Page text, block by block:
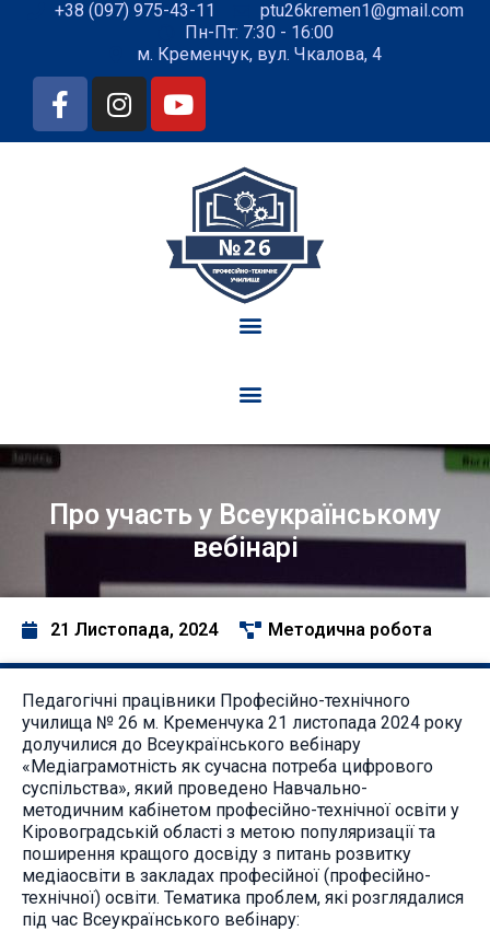
+38 (097) 975-43-11
ptu26kremen1@gmail.com
Пн-Пт: 7:30 - 16:00
м. Кременчук, вул. Чкалова, 4
Про участь у Всеукраїнському
вебінарі
21 Листопада, 2024 Методична робота
Педагогічні працівники Професійно-технічного
училища № 26 м. Кременчука 21 листопада 2024 року
долучилися до Всеукраїнського вебінару
«Медіаграмотність як сучасна потреба цифрового
суспільства», який проведено Навчально-
методичним кабінетом професійно-технічної освіти у
Кіровоградській області з метою популяризації та
поширення кращого досвіду з питань розвитку
медіаосвіти в закладах професійної (професійно-
технічної) освіти. Тематика проблем, які розглядалися
під час Всеукраїнського вебінару: